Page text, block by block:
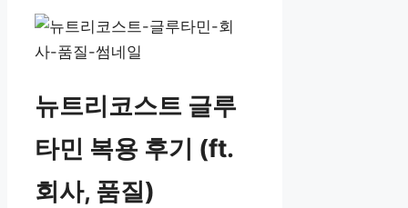
뉴트리코스트 글루
타민 복용 후기 (ft.
회사, 품질)